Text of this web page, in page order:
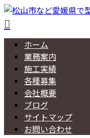
ホーム
業務案内
施工実績
各種募集
会社概要
ブログ
サイトマップ
お問い合わせ